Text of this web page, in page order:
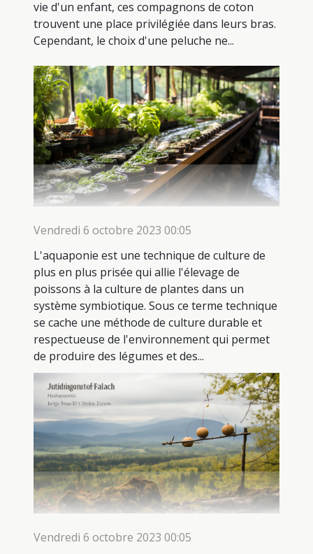
vie d'un enfant, ces compagnons de coton
trouvent une place privilégiée dans leurs bras.
Cependant, le choix d'une peluche ne...
Vendredi 6 octobre 2023 00:05
L'aquaponie est une technique de culture de
plus en plus prisée qui allie l'élevage de
poissons à la culture de plantes dans un
système symbiotique. Sous ce terme technique
se cache une méthode de culture durable et
respectueuse de l'environnement qui permet
de produire des légumes et des...
Vendredi 6 octobre 2023 00:05